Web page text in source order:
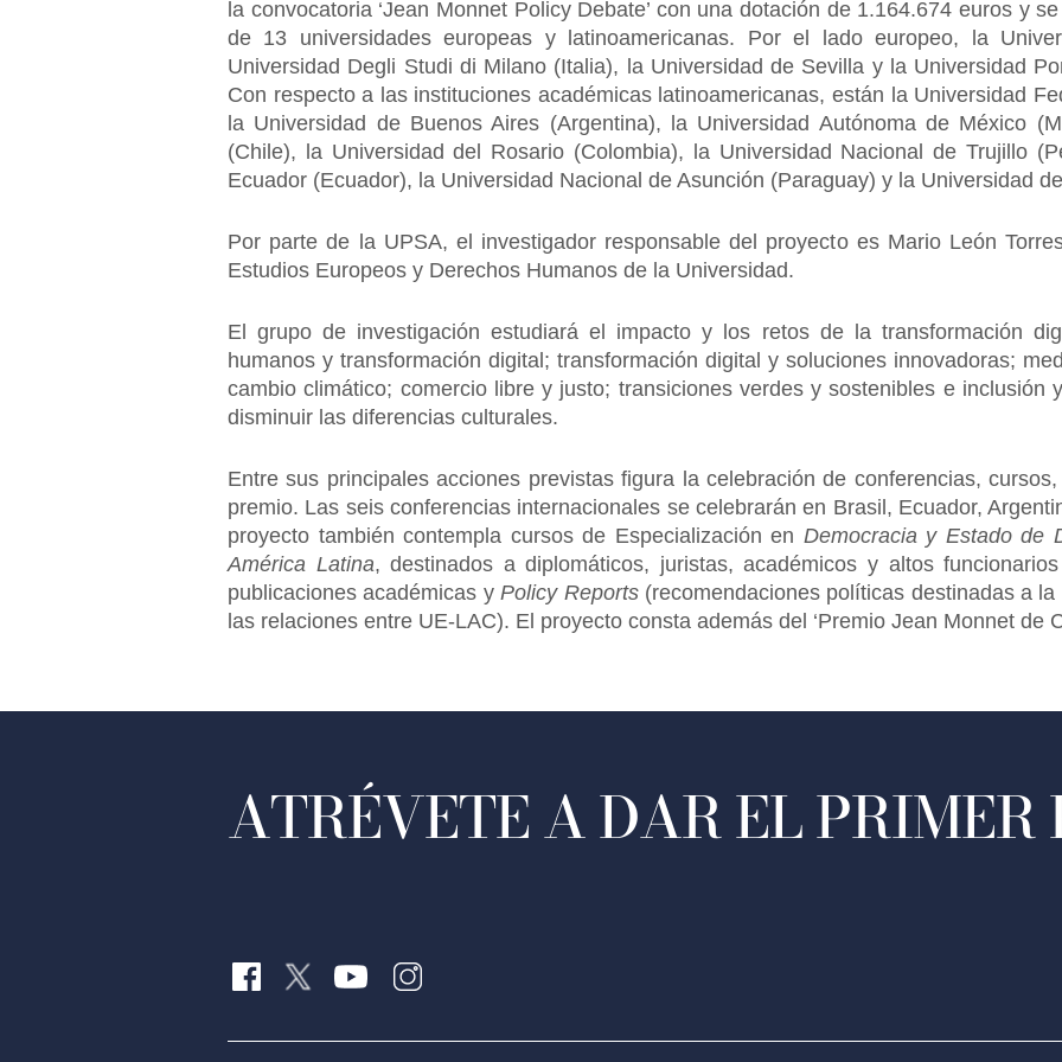
la convocatoria ‘Jean Monnet Policy Debate’ con una dotación de 1.164.674 euros y
de 13 universidades europeas y latinoamericanas. Por el lado europeo, la
Universidad Degli Studi di Milano (Italia), la Universidad de Sevilla y la Universidad
Con respecto a las instituciones académicas latinoamericanas, están la Universidad
la Universidad de Buenos Aires (Argentina), la Universidad Autónoma de México
(Chile), la Universidad del Rosario (Colombia), la Universidad Nacional de Trujillo
Ecuador (Ecuador), la Universidad Nacional de Asunción (Paraguay) y la Universidad
Por parte de la UPSA, el investigador responsable del proyecto es Mario León
Estudios Europeos y Derechos Humanos de la Universidad.
El grupo de investigación estudiará el impacto y los retos de la transformación
humanos y transformación digital; transformación digital y soluciones innovadoras;
cambio climático; comercio libre y justo; transiciones verdes y sostenibles e inclusión
disminuir las diferencias culturales.
Entre sus principales acciones previstas figura la celebración de conferencias,
premio. Las seis conferencias internacionales se celebrarán en Brasil, Ecuador,
proyecto también contempla cursos de Especialización en Democracia y Estado de
América Latina, destinados a diplomáticos, juristas, académicos y altos
publicaciones académicas yPolicy Reports(recomendaciones políticas destinadas a
las relaciones entre UE-LAC). El proyecto consta además del ‘Premio Jean Monnet de
ATRÉVETE A DAR EL PRIMER